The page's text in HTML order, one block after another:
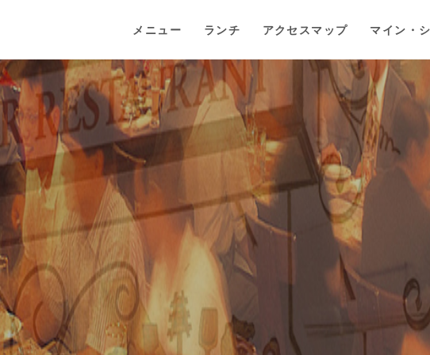
メニュー ランチ アクセスマップ マイン・